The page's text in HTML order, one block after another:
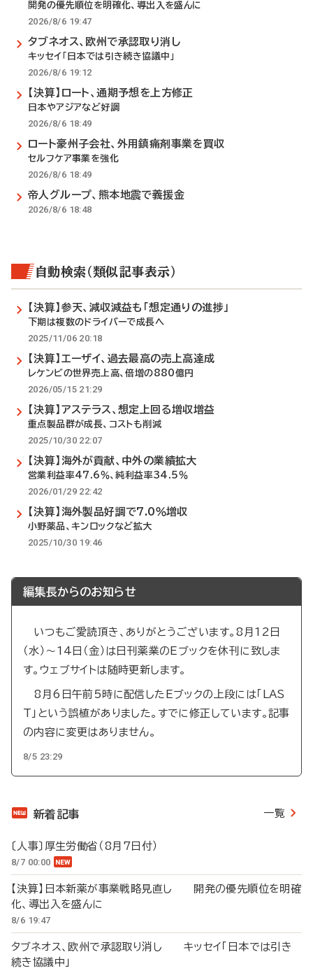
開発の優先順位を明確化、導出入を盛んに
2026/8/6 19:47
タブネオス、欧州で承認取り消し
キッセイ「日本では引き続き協議中」
2026/8/6 19:12
【決算】ロート、通期予想を上方修正
日本やアジアなど好調
2026/8/6 18:49
ロート豪州子会社、外用鎮痛剤事業を買収
セルフケア事業を強化
2026/8/6 18:49
帝人グループ、熊本地震で義援金
2026/8/6 18:48
自動検索（類似記事表示）
【決算】参天、減収減益も「想定通りの進捗」
下期は複数のドライバーで成長へ
2025/11/06 20:18
【決算】エーザイ、過去最高の売上高達成
レケンビの世界売上高、倍増の880億円
2026/05/15 21:29
【決算】アステラス、想定上回る増収増益
重点製品群が成長、コストも削減
2025/10/30 22:07
【決算】海外が貢献、中外の業績拡大
営業利益率47.6％、純利益率34.5％
2026/01/29 22:42
【決算】海外製品好調で7.0％増収
小野薬品、キンロックなど拡大
2025/10/30 19:46
編集長からのお知らせ
いつもご愛読頂き、ありがとうございます。8月12日
（水）～14日（金）は日刊薬業のEブックを休刊に致しま
す。ウェブサイトは随時更新します。
8月6日午前5時に配信したEブックの上段には「LAS
T」という誤植がありました。すでに修正しています。記事
の内容に変更はありません。
8/5 23:29
新着記事 一覧
〔人事〕厚生労働省（8月7日付）
8/7 00:00
【決算】日本新薬が事業戦略見直し 開発の優先順位を明確
化、導出入を盛んに
8/6 19:47
タブネオス、欧州で承認取り消し キッセイ「日本では引き
続き協議中」